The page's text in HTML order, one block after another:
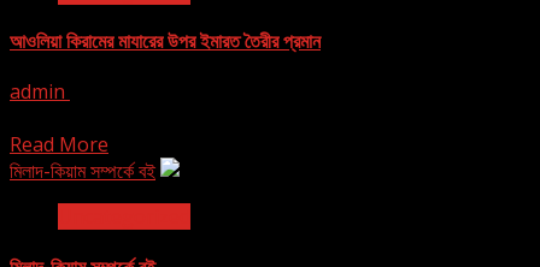
আওলিয়া কিরামের মাযারের উপর ইমারত তৈরীর প্রমান
admin
Read More
মিলাদ-কিয়াম সম্পর্কে বই